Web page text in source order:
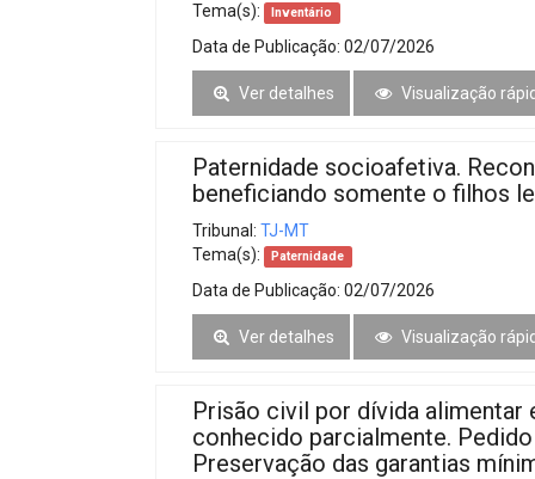
Tema(s):
Inventário
Data de Publicação: 02/07/2026
Ver detalhes Visualização
Paternidade socioafetiva.
beneficiando somente o filhos
Tribunal: TJ-MT
Tema(s):
Paternidade
Data de Publicação: 02/07/2026
Ver detalhes Visualização
Prisão civil por dívida
conhecido parcialmente.
Preservação das garantias